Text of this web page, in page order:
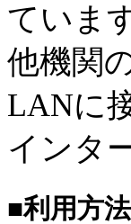
ていま
他機関
LANに
インタ
■利用方法